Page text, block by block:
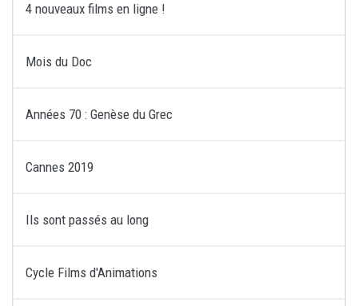
4 nouveaux films en ligne !
Mois du Doc
Années 70 : Genèse du Grec
Cannes 2019
Ils sont passés au long
Cycle Films d'Animations